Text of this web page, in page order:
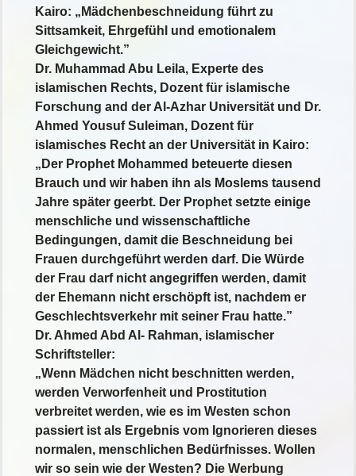
Kairo: „Mädchenbeschneidung führt zu
Sittsamkeit, Ehrgefühl und emotionalem
Gleichgewicht.”
Dr. Muhammad Abu Leila, Experte des
islamischen Rechts, Dozent für islamische
Forschung and der Al-Azhar Universität und Dr.
Ahmed Yousuf Suleiman, Dozent für
islamisches Recht an der Universität in Kairo:
„Der Prophet Mohammed beteuerte diesen
Brauch und wir haben ihn als Moslems tausend
Jahre später geerbt. Der Prophet setzte einige
menschliche und wissenschaftliche
Bedingungen, damit die Beschneidung bei
Frauen durchgeführt werden darf. Die Würde
der Frau darf nicht angegriffen werden, damit
der Ehemann nicht erschöpft ist, nachdem er
Geschlechtsverkehr mit seiner Frau hatte.”
Dr. Ahmed Abd Al- Rahman, islamischer
Schriftsteller:
„Wenn Mädchen nicht beschnitten werden,
werden Verworfenheit und Prostitution
verbreitet werden, wie es im Westen schon
passiert ist als Ergebnis vom Ignorieren dieses
normalen, menschlichen Bedürfnisses. Wollen
wir so sein wie der Westen? Die Werbung